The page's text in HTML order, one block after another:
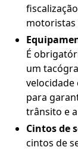
motoristas
É
um
velocidade
para
trânsito e
Cintos de
cintos de